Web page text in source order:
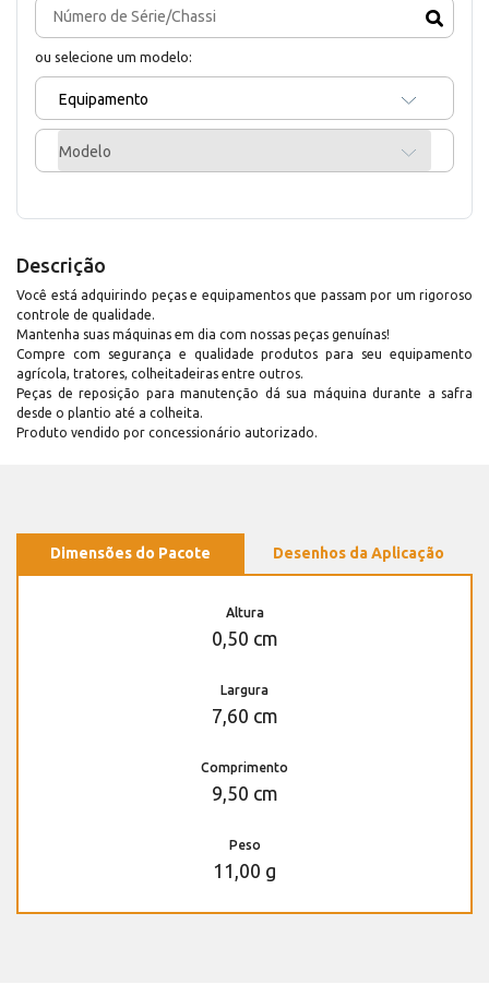
ou selecione um modelo:
Equipamento
Modelo
Descrição
Você está adquirindo peças e equipamentos que passam por um rigoroso
controle de qualidade.
Mantenha suas máquinas em dia com nossas peças genuínas!
Compre com segurança e qualidade produtos para seu equipamento
agrícola, tratores, colheitadeiras entre outros.
Peças de reposição para manutenção dá sua máquina durante a safra
desde o plantio até a colheita.
Produto vendido por concessionário autorizado.
Dimensões do Pacote Desenhos da Aplicação
Altura
0,50 cm
Largura
7,60 cm
Comprimento
9,50 cm
Peso
11,00 g